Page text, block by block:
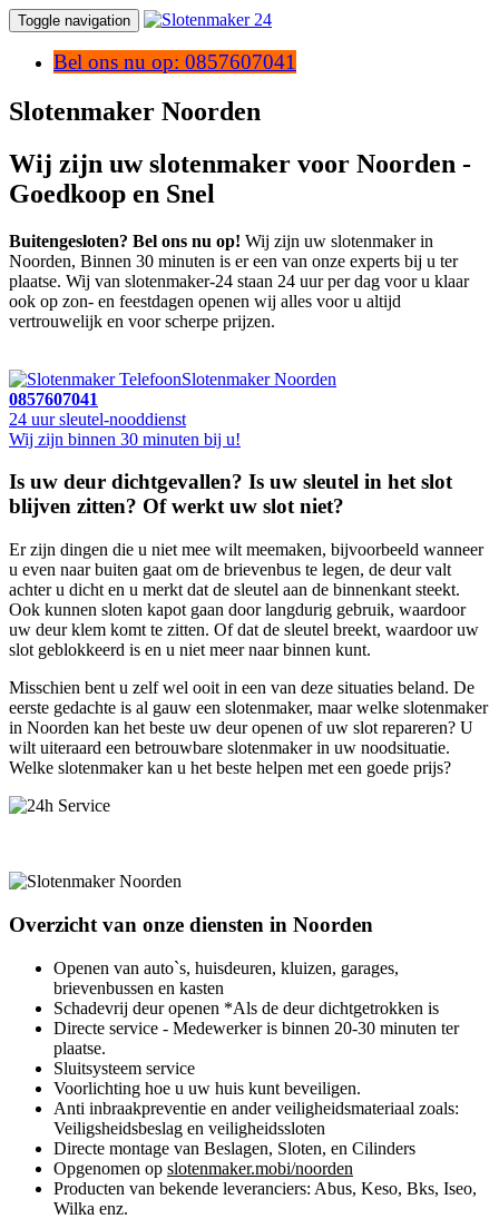
Toggle navigation
Bel ons nu op: 0857607041
Slotenmaker Noorden
Wij zijn uw slotenmaker voor Noorden -
Goedkoop en Snel
Buitengesloten? Bel ons nu op! Wij zijn uw slotenmaker in
Noorden, Binnen 30 minuten is er een van onze experts bij u ter
plaatse. Wij van slotenmaker-24 staan 24 uur per dag voor u klaar
ook op zon- en feestdagen openen wij alles voor u altijd
vertrouwelijk en voor scherpe prijzen.
Slotenmaker Noorden
0857607041
24 uur sleutel-nooddienst
Wij zijn binnen 30 minuten bij u!
Is uw deur dichtgevallen? Is uw sleutel in het slot
blijven zitten? Of werkt uw slot niet?
Er zijn dingen die u niet mee wilt meemaken, bijvoorbeeld wanneer
u even naar buiten gaat om de brievenbus te legen, de deur valt
achter u dicht en u merkt dat de sleutel aan de binnenkant steekt.
Ook kunnen sloten kapot gaan door langdurig gebruik, waardoor
uw deur klem komt te zitten. Of dat de sleutel breekt, waardoor uw
slot geblokkeerd is en u niet meer naar binnen kunt.
Misschien bent u zelf wel ooit in een van deze situaties beland. De
eerste gedachte is al gauw een slotenmaker, maar welke slotenmaker
in Noorden kan het beste uw deur openen of uw slot repareren? U
wilt uiteraard een betrouwbare slotenmaker in uw noodsituatie.
Welke slotenmaker kan u het beste helpen met een goede prijs?
Overzicht van onze diensten in Noorden
Openen van auto`s, huisdeuren, kluizen, garages,
brievenbussen en kasten
Schadevrij deur openen *Als de deur dichtgetrokken is
Directe service - Medewerker is binnen 20-30 minuten ter
plaatse.
Sluitsysteem service
Voorlichting hoe u uw huis kunt beveiligen.
Anti inbraakpreventie en ander veiligheidsmateriaal zoals:
Veiligsheidsbeslag en veiligheidssloten
Directe montage van Beslagen, Sloten, en Cilinders
Opgenomen op slotenmaker.mobi/noorden
Producten van bekende leveranciers: Abus, Keso, Bks, Iseo,
Wilka enz.